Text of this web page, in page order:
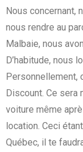
Nous concernant,
nous rendre au
Malbaie, nous
D’habitude, nous
Personnellement,
Discount. Ce sera
voiture même
location. Ceci
Québec, il te